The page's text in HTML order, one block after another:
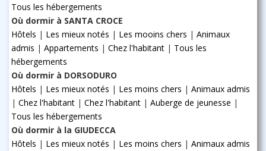
Tous les hébergements
Où dormir à SANTA CROCE
Hôtels | Les mieux notés | Les mooins chers | Animaux
admis | Appartements | Chez l'habitant | Tous les
hébergements
Où dormir à DORSODURO
Hôtels | Les mieux notés | Les moins chers | Animaux admis
| Chez l'habitant | Chez l'habitant | Auberge de jeunesse |
Tous les hébergements
Où dormir à la GIUDECCA
Hôtels | Les mieux notés | Les moins chers | Animaux admis